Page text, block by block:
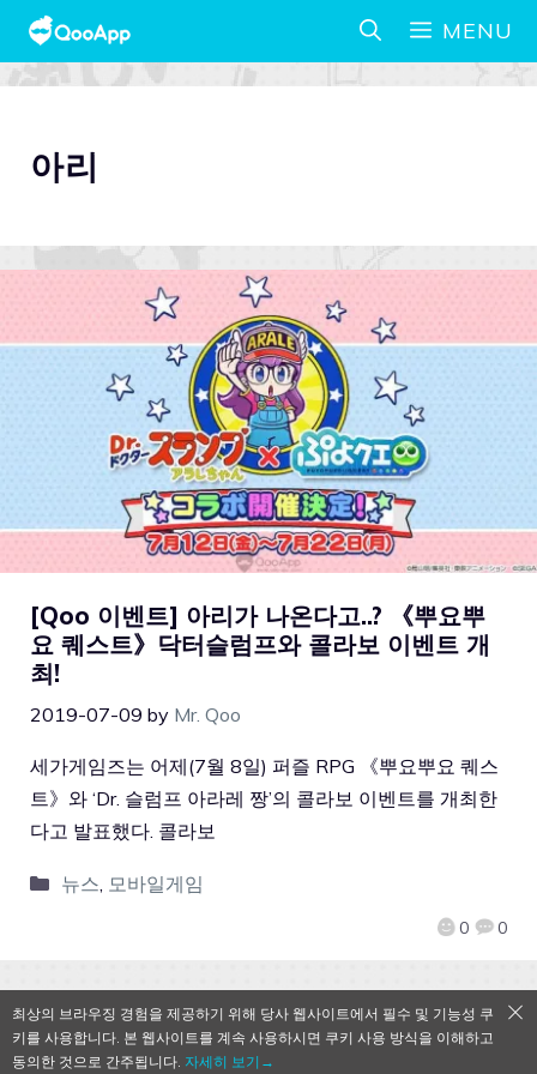
MENU
아리
[Qoo 이벤트] 아리가 나온다고..? 《뿌요뿌
요 퀘스트》닥터슬럼프와 콜라보 이벤트 개
최!
2019-07-09 by Mr. Qoo
0 0
세가게임즈는 어제(7월 8일) 퍼즐 RPG 《뿌요뿌요 퀘스
트》와 ‘Dr. 슬럼프 아라레 짱’의 콜라보 이벤트를 개최한
다고 발표했다. 콜라보
뉴스, 모바일게임
QooApp Limited © 2026
최상의 브라우징 경험을 제공하기 위해 당사 웹사이트에서 필수 및 기능성 쿠
키를 사용합니다. 본 웹사이트를 계속 사용하시면 쿠키 사용 방식을 이해하고
동의한 것으로 간주됩니다. 자세히 보기→